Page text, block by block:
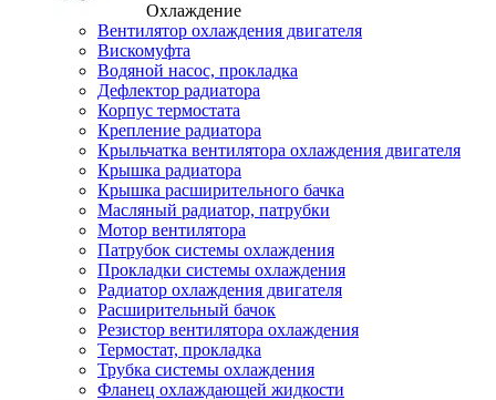
Охлаждение
Вентилятор охлаждения двигателя
Вискомуфта
Водяной насос, прокладка
Дефлектор радиатора
Корпус термостата
Крепление радиатора
Крыльчатка вентилятора охлаждения двигателя
Крышка радиатора
Крышка расширительного бачка
Масляный радиатор, патрубки
Мотор вентилятора
Патрубок системы охлаждения
Прокладки системы охлаждения
Радиатор охлаждения двигателя
Расширительный бачок
Резистор вентилятора охлаждения
Термостат, прокладка
Трубка системы охлаждения
Фланец охлаждающей жидкости